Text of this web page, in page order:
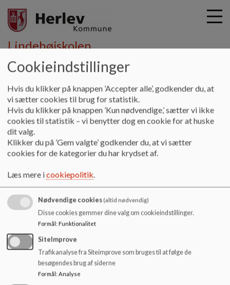
i
Lindehøjskolen
Fritid Klub Privatlivspolitik
Privatlivspolitik
Privatlivspolitik
Her forefindes oplysninger om privatlivspolitik for
Lindehøjskolens Klubs behandling af personoplysninger.
Dokumenter
Privatlivspolitik
Cookieindstillinger
Hvis du klikker på knappen ’Accepter alle’, godkender du, at
vi sætter cookies til brug for statistik.
Hvis du klikker på knappen ’Kun nødvendige,’ sætter vi ikke
cookies til statistik – vi benytter dog en cookie for at huske
dit valg.
Klikker du på ’Gem valgte’ godkender du, at vi sætter
cookies for de kategorier du har krydset af.
Læs mere icookiepolitik.
Nødvendige cookies(altid nødvendig)
Disse cookies gemmer dine valg om cookieindstillinger.
Formål: Funktionalitet
SiteImprove
Trafikanalyse fra Siteimprove som bruges til at følge de
besøgendes brug af siderne
Formål: Analyse